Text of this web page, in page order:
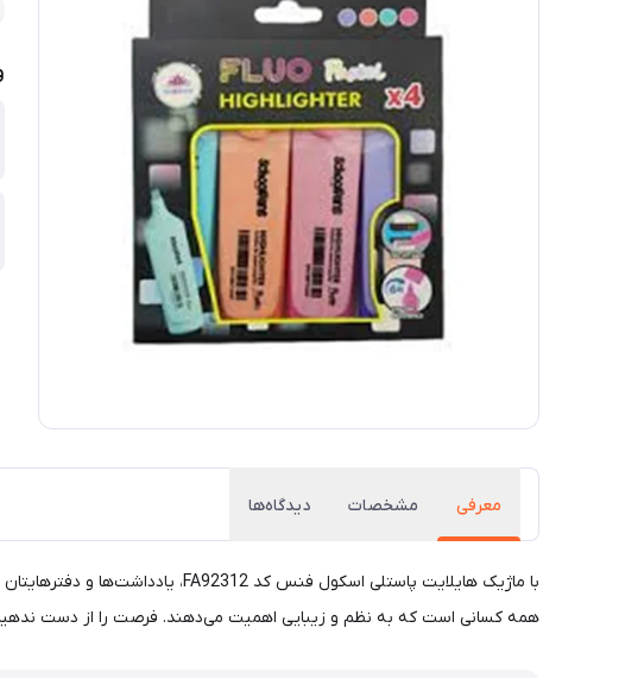
معرفی مشخصات دیدگاه‌ها
همه کسانی است که به نظم و زیبایی اهمیت می‌دهند. فرصت را از دست ندهید